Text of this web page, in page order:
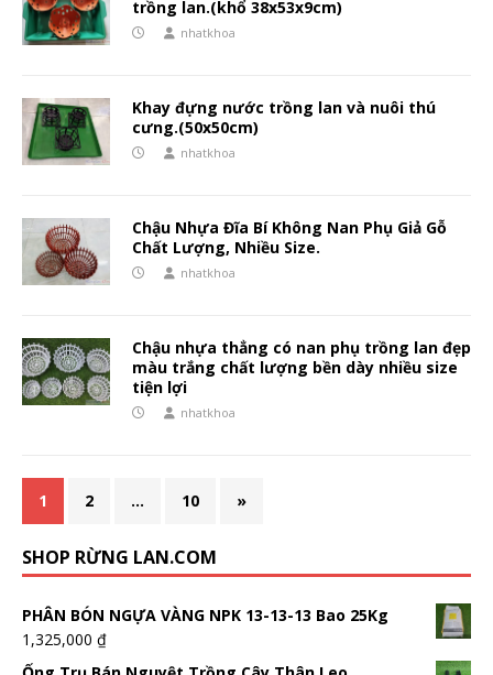
trồng lan.(khổ 38x53x9cm)
nhatkhoa
Khay đựng nước trồng lan và nuôi thú
cưng.(50x50cm)
nhatkhoa
Chậu Nhựa Đĩa Bí Không Nan Phụ Giả Gỗ
Chất Lượng, Nhiều Size.
nhatkhoa
Chậu nhựa thẳng có nan phụ trồng lan đẹp
màu trắng chất lượng bền dày nhiều size
tiện lợi
nhatkhoa
1 2 … 10 »
SHOP RỪNG LAN.COM
PHÂN BÓN NGỰA VÀNG NPK 13-13-13 Bao 25Kg
1,325,000 ₫